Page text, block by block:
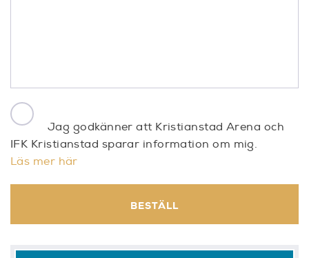
Jag godkänner att Kristianstad Arena och
IFK Kristianstad sparar information om mig.
Läs mer här